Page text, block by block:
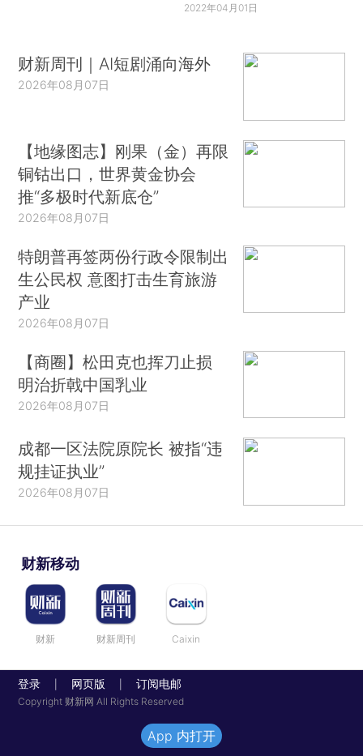
2022年04月01日
财新周刊｜AI短剧涌向海外
2026年08月07日
【地缘图志】刚果（金）再限
铜钴出口，世界黄金协会
推“多极时代新底仓”
2026年08月07日
特朗普再签两份行政令限制出
生公民权 意图打击生育旅游
产业
2026年08月07日
【商圈】松田克也挥刀止损
明治折戟中国乳业
2026年08月07日
成都一区法院原院长 被指“违
规挂证执业”
2026年08月07日
财新移动
财新 财新周刊 Caixin
登录 网页版 订阅电邮
Copyright 财新网 All Rights Reserved
App 内打开